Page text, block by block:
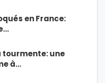
en France:
tourmente: une
à…